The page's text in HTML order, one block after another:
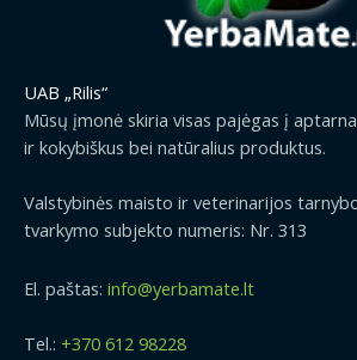
UAB „Rilis“
Mūsų įmonė skiria visas pajėgas į
ir kokybiškus bei natūralius produktus.
Valstybinės maisto ir veterinarijos
tvarkymo subjekto numeris: Nr. 313
El. paštas: info@yerbamate.lt
Tel.: +370 612 98228